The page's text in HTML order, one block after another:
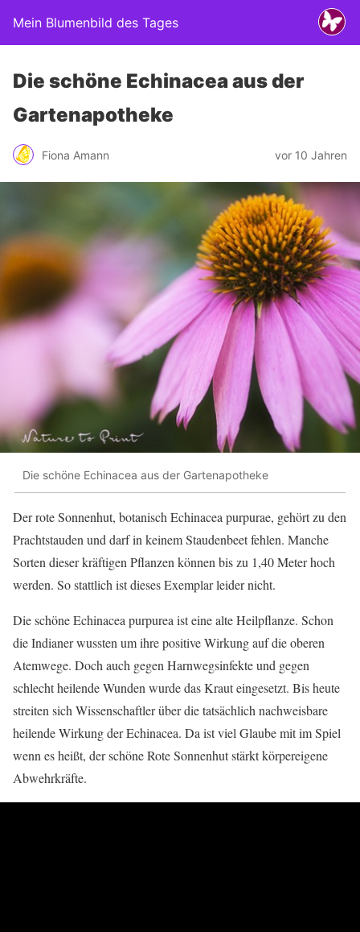
Mein Blumenbild des Tages
Die schöne Echinacea aus der
Gartenapotheke
Fiona Amann vor 10 Jahren
Die schöne Echinacea aus der Gartenapotheke
Der rote Sonnenhut, botanisch Echinacea purpurae, gehört zu den
Prachtstauden und darf in keinem Staudenbeet fehlen. Manche
Sorten dieser kräftigen Pflanzen können bis zu 1,40 Meter hoch
werden. So stattlich ist dieses Exemplar leider nicht.
Die schöne Echinacea purpurea ist eine alte Heilpflanze. Schon
die Indianer wussten um ihre positive Wirkung auf die oberen
Atemwege. Doch auch gegen Harnwegsinfekte und gegen
schlecht heilende Wunden wurde das Kraut eingesetzt. Bis heute
streiten sich Wissenschaftler über die tatsächlich nachweisbare
heilende Wirkung der Echinacea. Da ist viel Glaube mit im Spiel
wenn es heißt, der schöne Rote Sonnenhut stärkt körpereigene
Abwehrkräfte.